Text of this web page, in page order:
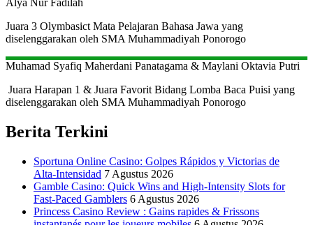
Juara 3 Olymbasict Mata Pelajaran Bahasa Jawa yang
diselenggarakan oleh SMA Muhammadiyah Ponorogo
Muhamad Syafiq Maherdani Panatagama & Maylani Oktavia Putri
Juara Harapan 1 & Juara Favorit Bidang Lomba Baca Puisi yang
diselenggarakan oleh SMA Muhammadiyah Ponorogo
Berita Terkini
Sportuna Online Casino: Golpes Rápidos y Victorias de
Alta‑Intensidad 7 Agustus 2026
Gamble Casino: Quick Wins and High‑Intensity Slots for
Fast‑Paced Gamblers 6 Agustus 2026
Princess Casino Review : Gains rapides & Frissons